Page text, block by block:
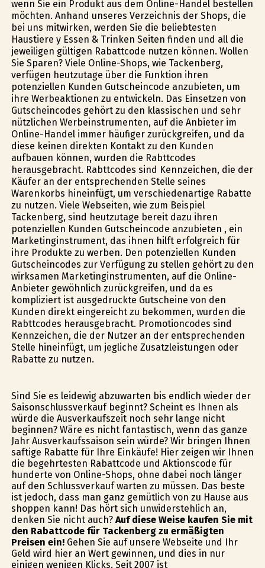
wenn Sie ein Produkt aus dem Online-Handel bestellen
möchten. Anhand unseres Verzeichnis der Shops, die
bei uns mitwirken, werden Sie die beliebtesten
Haustiere y Essen & Trinken Seiten finden und all die
jeweiligen gültigen Rabattcode nutzen können. Wollen
Sie Sparen? Viele Online-Shops, wie Tackenberg,
verfügen heutzutage über die Funktion ihren
potenziellen Kunden Gutscheincode anzubieten, um
ihre Werbeaktionen zu entwickeln. Das Einsetzen von
Gutscheincodes gehört zu den klassischen und sehr
nützlichen Werbeinstrumenten, auf die Anbieter im
Online-Handel immer häufiger zurückgreifen, und da
diese keinen direkten Kontakt zu den Kunden
aufbauen können, wurden die Rabttcodes
herausgebracht. Rabttcodes sind Kennzeichen, die der
Käufer an der entsprechenden Stelle seines
Warenkorbs hineinfügt, um verschiedenartige Rabatte
zu nutzen. Viele Webseiten, wie zum Beispiel
Tackenberg, sind heutzutage bereit dazu ihren
potenziellen Kunden Gutscheincode anzubieten , ein
Marketinginstrument, das ihnen hilft erfolgreich für
ihre Produkte zu werben. Den potenziellen Kunden
Gutscheincodes zur Verfügung zu stellen gehört zu den
wirksamen Marketinginstrumenten, auf die Online-
Anbieter gewöhnlich zurückgreifen, und da es
kompliziert ist ausgedruckte Gutscheine von den
Kunden direkt eingereicht zu bekommen, wurden die
Rabttcodes herausgebracht. Promotioncodes sind
Kennzeichen, die der Nutzer an der entsprechenden
Stelle hineinfügt, um jegliche Zusatzleistungen oder
Rabatte zu nutzen.
Sind Sie es leidewig abzuwarten bis endlich wieder der
Saisonschlussverkauf beginnt? Scheint es Ihnen als
würde die Ausverkaufszeit noch sehr lange nicht
beginnen? Wäre es nicht fantastisch, wenn das ganze
Jahr Ausverkaufssaison sein würde? Wir bringen Ihnen
saftige Rabatte für Ihre Einkäufe! Hier zeigen wir Ihnen
die begehrtesten Rabattcode und Aktionscode für
hunderte von Online-Shops, ohne dabei noch länger
auf den Schlussverkauf warten zu müssen. Das beste
ist jedoch, dass man ganz gemütlich von zu Hause aus
shoppen kann! Das hört sich unwiderstehlich an,
denken Sie nicht auch? Auf diese Weise kaufen Sie mit
den Rabattcode für Tackenberg zu ermäßigten
Preisen ein!Gehen Sie auf unsere Webseite und Ihr
Geld wird hier an Wert gewinnen, und dies in nur
einigen wenigen Klicks. Seit 2007 ist